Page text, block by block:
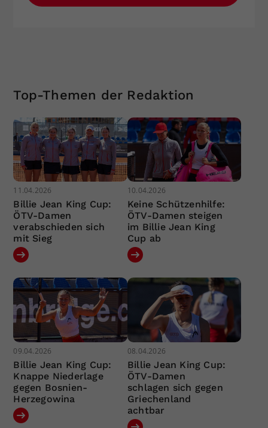
Top-Themen der Redaktion
11.04.2026
Billie Jean King Cup:
ÖTV-Damen
verabschieden sich
mit Sieg
10.04.2026
Keine Schützenhilfe:
ÖTV-Damen steigen
im Billie Jean King
Cup ab
09.04.2026
Billie Jean King Cup:
Knappe Niederlage
gegen Bosnien-
Herzegowina
08.04.2026
Billie Jean King Cup:
ÖTV-Damen
schlagen sich gegen
Griechenland
achtbar